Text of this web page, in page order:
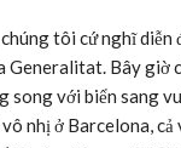
tôi cứ nghĩ diễn
Generalitat. Bây giờ
song với biển sang
nhị ở Barcelona, cả